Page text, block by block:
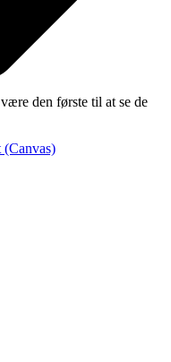
den første til at se de